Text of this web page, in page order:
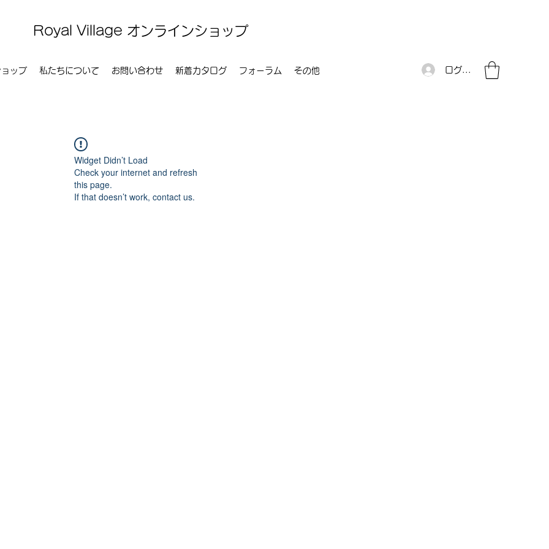
Royal Village オンラインショップ
ップ 私たちについて お問い合わせ 新着カタログ フォーラム その他 ログイン
Widget Didn’t Load
Check your internet and refresh
this page.
If that doesn’t work, contact us.